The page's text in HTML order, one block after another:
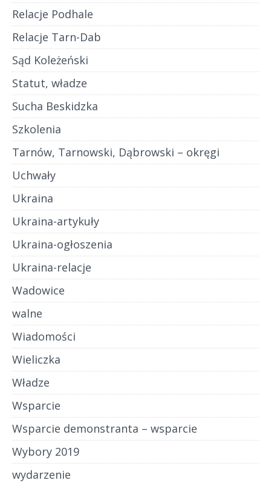
Relacje Podhale
Relacje Tarn-Dab
Sąd Koleżeński
Statut, władze
Sucha Beskidzka
Szkolenia
Tarnów, Tarnowski, Dąbrowski – okręgi
Uchwały
Ukraina
Ukraina-artykuły
Ukraina-ogłoszenia
Ukraina-relacje
Wadowice
walne
Wiadomości
Wieliczka
Władze
Wsparcie
Wsparcie demonstranta – wsparcie
Wybory 2019
wydarzenie